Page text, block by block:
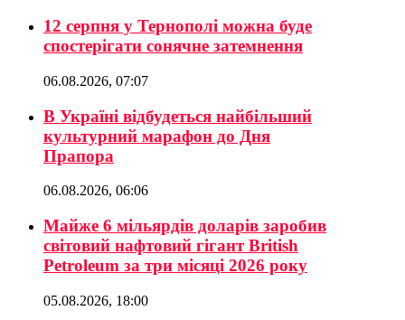
12 серпня у Тернополі можна буде
спостерігати сонячне затемнення
06.08.2026, 07:07
В Україні відбудеться найбільший
культурний марафон до Дня
Прапора
06.08.2026, 06:06
Майже 6 мільярдів доларів заробив
світовий нафтовий гігант British
Petroleum за три місяці 2026 року
05.08.2026, 18:00